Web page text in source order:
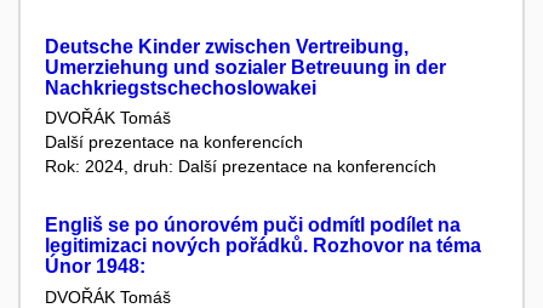
Deutsche Kinder zwischen Vertreibung,
Umerziehung und sozialer Betreuung in der
Nachkriegstschechoslowakei
DVOŘÁK Tomáš
Další prezentace na konferencích
Rok: 2024, druh: Další prezentace na konferencích
Engliš se po únorovém puči odmítl podílet na
legitimizaci nových pořádků. Rozhovor na téma
Únor 1948:
DVOŘÁK Tomáš